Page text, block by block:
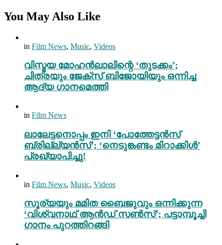
You May Also Like
in Film News, Music, Videos
വിസ്മയ മോഹൻലാലിന്റെ ‘തുടക്കം’;
ചിത്രയും ജേക്സ് ബിജോയിയും ഒന്നിച്ച
ആദ്യ ഗാനമെത്തി
in Film News
ലാലേട്ടനൊപ്പം ഇനി ‘പോത്തേട്ടൻസ്
ബ്രില്ല്യൻസ്’; ‘നെടുങ്കണ്ടം മിറാക്കിൾ’
പ്രഖ്യാപിച്ചു!
in Film News, Music, Videos
സൂര്യയും മമിത ബൈജുവും ഒന്നിക്കുന്ന
‘വിശ്വനാഥ് ആൻഡ് സൺസ്’; പട്ടാമ്പൂച്ചി
ഗാനം പുറത്തിറങ്ങി